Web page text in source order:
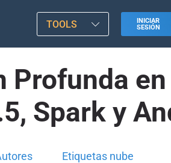
TOOLS
INICIAR
SESIÓN
Profunda
Spark y
Etiquetas nube